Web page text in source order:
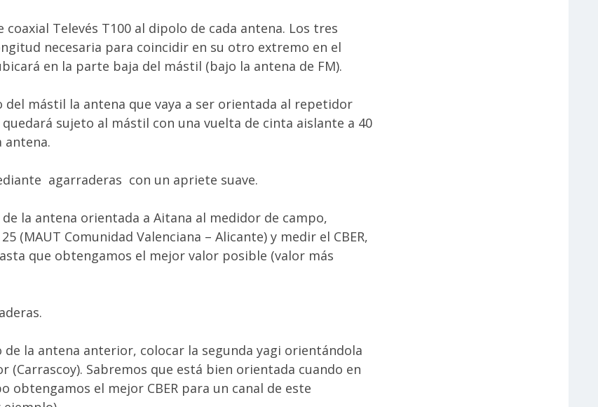
coaxial Televés T100 al dipolo de cada antena. Los tres
necesaria para coincidir en su otro extremo en el
en la parte baja del mástil (bajo la antena de FM).
del mástil la antena que vaya a ser orientada al repetidor
quedará sujeto al mástil con una vuelta de cinta aislante a 40
antena.
agarraderas con un apriete suave.
de la antena orientada a Aitana al medidor de campo,
(MAUT Comunidad Valenciana – Alicante) y medir el CBER,
que obtengamos el mejor valor posible (valor más
la antena anterior, colocar la segunda yagi orientándola
(Carrascoy). Sabremos que está bien orientada cuando en
obtengamos el mejor CBER para un canal de este